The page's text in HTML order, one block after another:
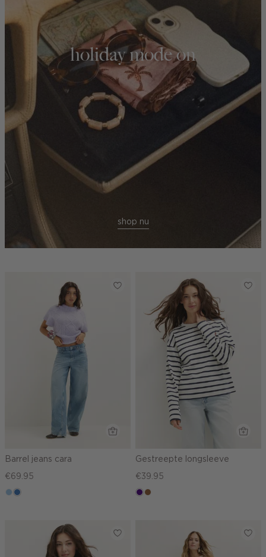
holiday mode on
shop nu
Barrel jeans cara
€69.95
blauw,
blauw,
Gestreepte longsleeve
€39.95
indigo
deepmocca